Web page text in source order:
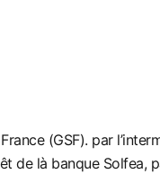
(GSF). par
de là banque Solfea,